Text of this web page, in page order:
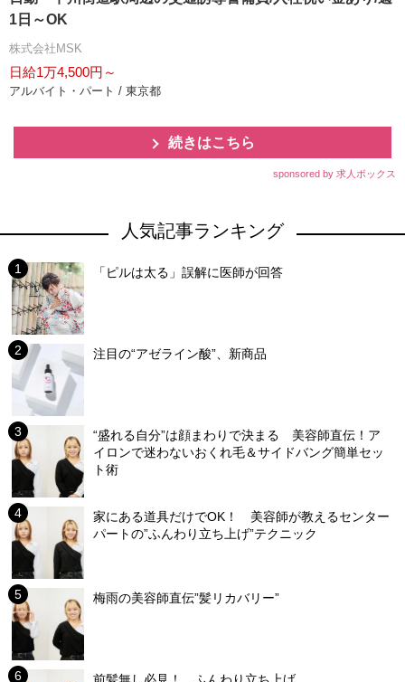
1日～OK
株式会社MSK
日給1万4,500円～
アルバイト・パート / 東京都
続きはこちら
sponsored by 求人ボックス
人気記事ランキング
「ピルは太る」誤解に医師が回答
注目の“アゼライン酸”、新商品
“盛れる自分”は顔まわりで決まる 美容師直伝！ア
イロンで迷わないおくれ毛＆サイドバング簡単セッ
ト術
家にある道具だけでOK！ 美容師が教えるセンター
パートの”ふんわり立ち上げ”テクニック
梅雨の美容師直伝”髪リカバリー”
前髪無し必見！ ふんわり立ち上げ